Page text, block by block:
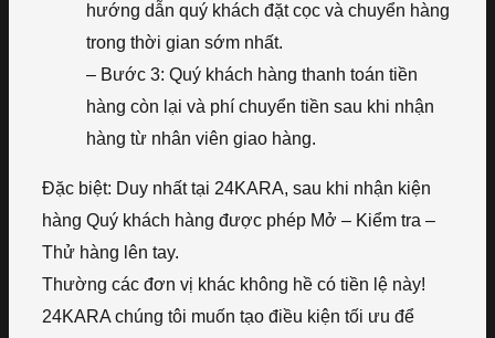
hướng dẫn quý khách đặt cọc và chuyển hàng
trong thời gian sớm nhất.
– Bước 3: Quý khách hàng thanh toán tiền
hàng còn lại và phí chuyển tiền sau khi nhận
hàng từ nhân viên giao hàng.
Đặc biệt: Duy nhất tại 24KARA, sau khi nhận kiện
hàng Quý khách hàng được phép Mở – Kiểm tra –
Thử hàng lên tay.
Thường các đơn vị khác không hề có tiền lệ này!
24KARA chúng tôi muốn tạo điều kiện tối ưu để